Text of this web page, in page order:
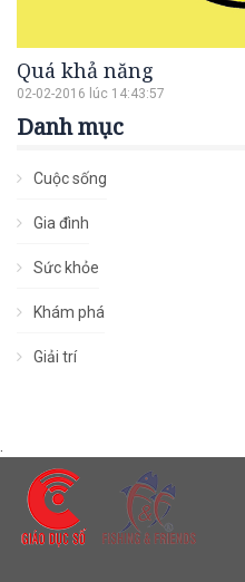
Quá khả năng
02-02-2016 lúc 14:43:57
Danh mục
Cuộc sống
Gia đình
Sức khỏe
Khám phá
Giải trí